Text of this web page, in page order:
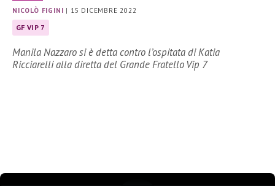
NICOLÒ FIGINI | 15 DICEMBRE 2022
GF VIP 7
Manila Nazzaro si è detta contro l’ospitata di Katia
Ricciarelli alla diretta del Grande Fratello Vip 7